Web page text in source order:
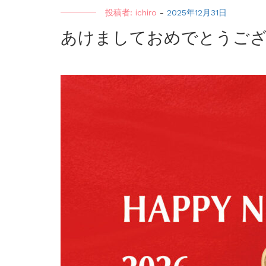
投稿者: ichiro - 2025年12月31日
あけましておめでとうご